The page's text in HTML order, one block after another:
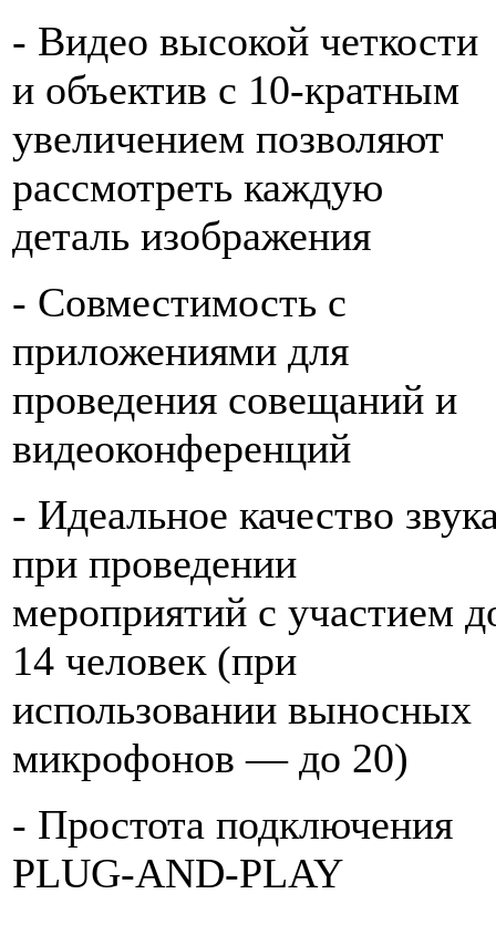
- Видео высокой четкости
и объектив с 10-кратным
увеличением позволяют
рассмотреть каждую
деталь изображения
- Совместимость с
приложениями для
проведения совещаний и
видеоконференций
- Идеальное качество
при проведении
мероприятий с участием
14 человек (при
использовании выносных
микрофонов — до 20)
- Простота подключения
PLUG-AND-PLAY